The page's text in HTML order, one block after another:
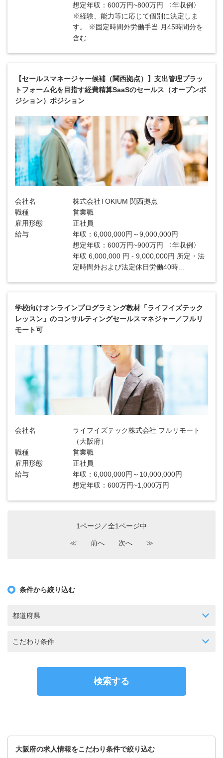
想定年収：600万円~800万円 〈年収例〉
※経験、能力等に応じて個別に決定しま
す。 ※固定時間外労働手当 月45時間分を
含む
【セールスマネージャー候補（関西拠点）】支出管理プラッ
トフォーム化を目指す経費精算SaaSのセールス（オープンポ
ジション）ポジション
会社名
株式会社TOKIUM 関西拠点
職種
営業職
雇用形態
正社員
給与
年収：6,000,000円～9,000,000円
想定年収：600万円~900万円 〈年収例〉
年収 6,000,000 円 - 9,000,000円 所定・法
定時間外および法定休日労働40時...
学校向けオンラインプログラミング教材「ライフイズテック
レッスン」のコンサルティングセールスマネジャー／フルリ
モート可
会社名
ライフイズテック株式会社 フルリモート
（大阪府）
職種
営業職
雇用形態
正社員
給与
年収：6,000,000円～10,000,000円
想定年収：600万円~1,000万円
1ページ／全1ページ中
≪ 前へ 次へ ≫
条件から絞り込む
都道府県
こだわり条件
大阪府の求人情報をこだわり条件で絞り込む